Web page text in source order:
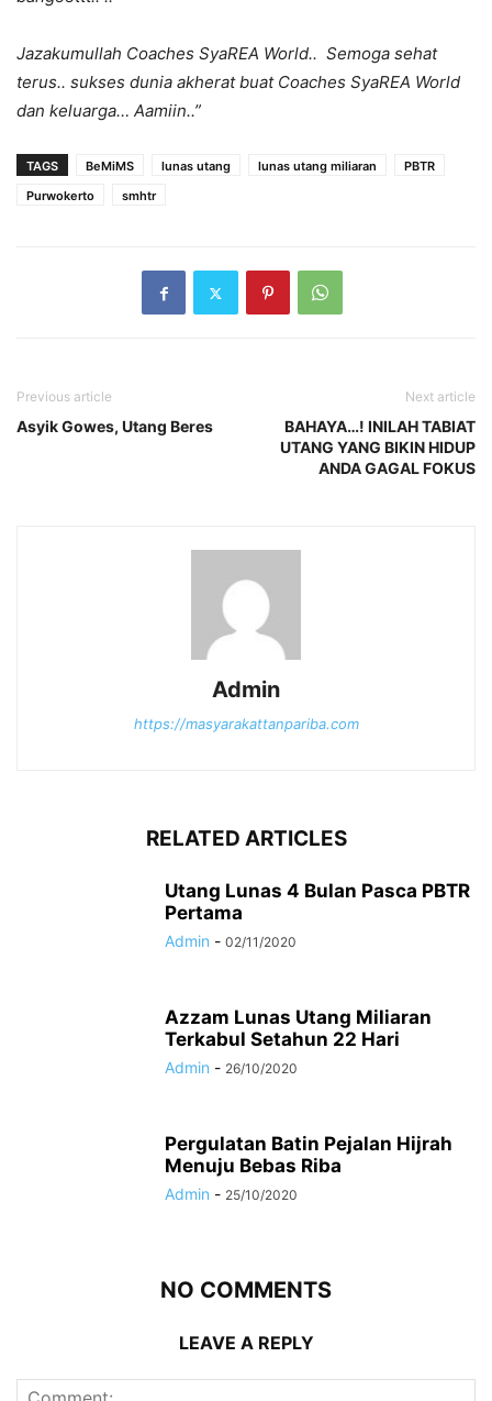
Jazakumullah Coaches SyaREA World.. Semoga sehat
terus.. sukses dunia akherat buat Coaches SyaREA World
dan keluarga… Aamiin..”
TAGS BeMiMS lunas utang lunas utang miliaran
PBTR
Purwokerto
smhtr
Previous article
Asyik Gowes, Utang Beres
Next article
BAHAYA…! INILAH TABIAT
UTANG YANG BIKIN HIDUP
ANDA GAGAL FOKUS
Admin
https://masyarakattanpariba.com
RELATED ARTICLES
Utang Lunas 4 Bulan Pasca PBTR
Pertama
Admin - 02/11/2020
Azzam Lunas Utang Miliaran
Terkabul Setahun 22 Hari
Admin - 26/10/2020
Pergulatan Batin Pejalan Hijrah
Menuju Bebas Riba
Admin - 25/10/2020
NO COMMENTS
LEAVE A REPLY